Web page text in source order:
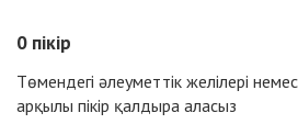
0 пікір
Төмендегі әлеуметтік желілері
арқылы пікір қалдыра аласыз